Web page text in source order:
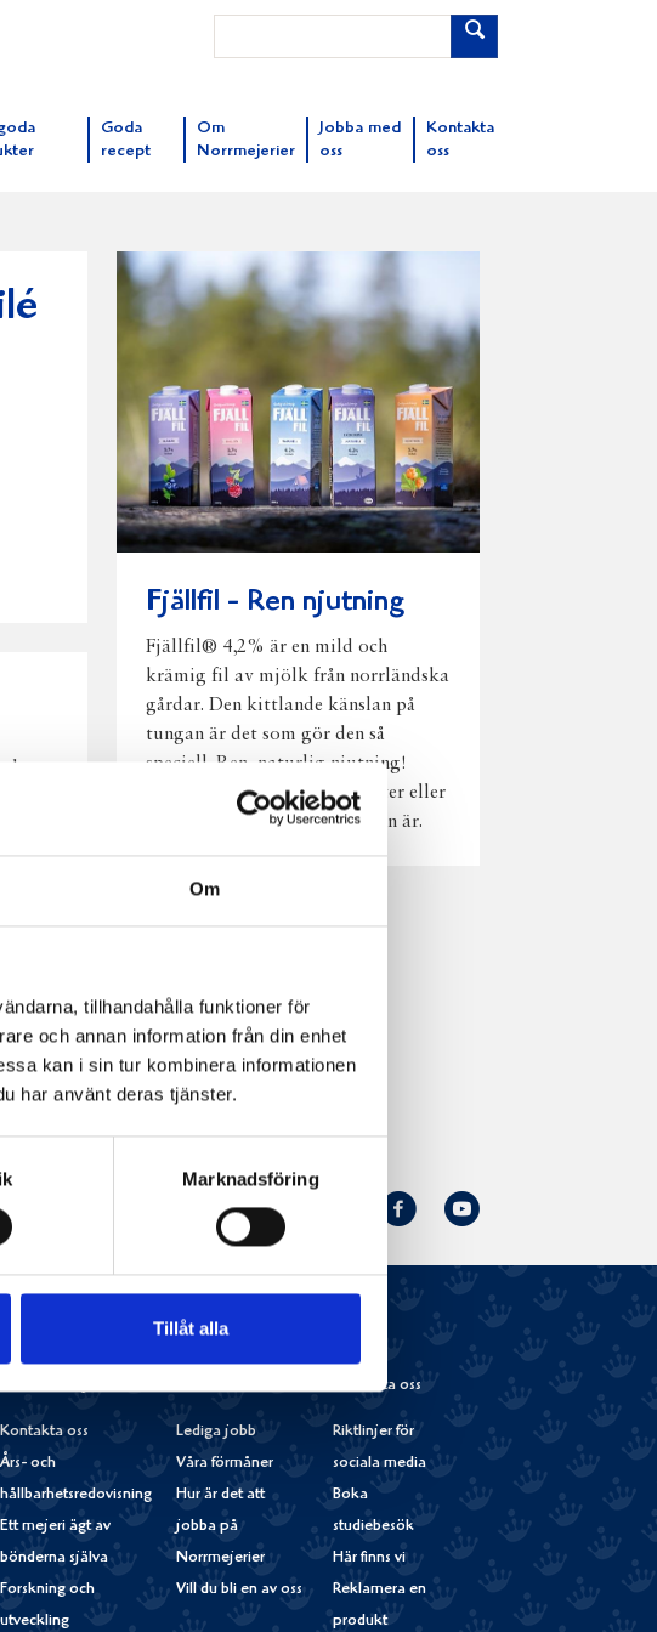
Om
tillhandahålla funktioner för
och annan information från din enhet
kan i sin tur kombinera informationen
har använt deras tjänster.
Marknadsföring
Tillåt alla
Goda
recept
Om
Norrmejerier
Jobba med
oss
Kontakta
oss
Fjällfil - Ren njutning
Fjällfil® 4,2% är en mild och
krämig fil av mjölk från norrländska
gårdar. Den kittlande känslan på
tungan är det som gör den så
speciell. Ren, naturlig njutning!
Toppa med dina egna favoriter eller
häll upp och njut den som den är.
Följ oss:
Norrmejerier
Instagram
Facebook
Youtube
Kontakta oss
Års- och
hållbarhetsredovisning
Ett mejeri ägt av
bönderna själva
Forskning och
utveckling
Lediga jobb
Våra förmåner
Hur är det att
jobba på
Norrmejerier
Vill du bli en av oss
Kontakta oss
Riktlinjer för
sociala media
Boka
studiebesök
Här finns vi
Reklamera en
produkt